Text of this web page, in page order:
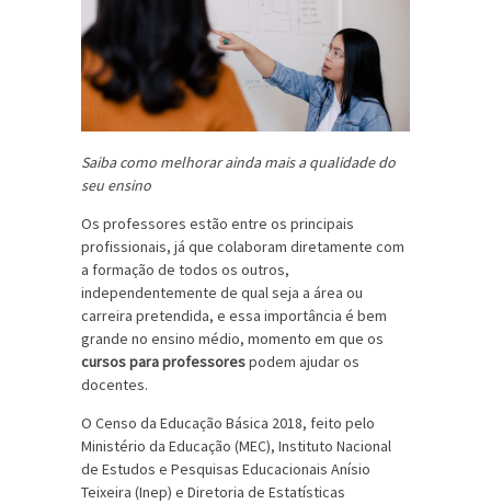
Saiba como melhorar ainda mais a qualidade do
seu ensino
Os professores estão entre os principais
profissionais, já que colaboram diretamente com
a formação de todos os outros,
independentemente de qual seja a área ou
carreira pretendida, e essa importância é bem
grande no ensino médio, momento em que os
cursos para professorespodem ajudar os
docentes.
O Censo da Educação Básica 2018, feito pelo
Ministério da Educação (MEC), Instituto Nacional
de Estudos e Pesquisas Educacionais Anísio
Teixeira (Inep) e Diretoria de Estatísticas